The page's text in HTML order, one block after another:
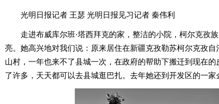
光明日报记者 王瑟 光明日报见习记者 秦伟利
走进布威库尔班·塔西拜克的家，整洁的小院，柯尔克孜
亮。她高兴地对我们说：原来居住在新疆克孜勒苏柯尔克孜
山村，一年也来不了县城一次，在政府的帮助下搬迁到现在
了许多，天天都可以去县城逛巴扎。去年她还到开发区的一